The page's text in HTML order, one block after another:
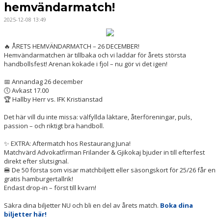
HALLBY I SAMHÄLLET
OM KLUBBEN
SAMARBETSPARTNERS
NYHETER
HEMMAVINSTEN
KLUBBSHOP
hemvändarmatch!
2025-12-08 13:49
🔥 ÅRETS HEMVÄNDARMATCH – 26 DECEMBER!
Hemvändarmatchen är tillbaka och vi laddar för årets största
handbollsfest! Arenan kokade i fjol – nu gör vi det igen!
📅 Annandag 26 december
🕔 Avkast 17.00
🏆 Hallby Herr vs. IFK Kristianstad
Det här vill du inte missa: välfyllda läktare, återföreningar, puls,
passion – och riktigt bra handboll.
✨ EXTRA: Aftermatch hos Restaurang Juna!
Matchvärd Advokatfirman Frilander & Gjikokaj bjuder in till efterfest
direkt efter slutsignal.
🍔 De 50 första som visar matchbiljett eller säsongskort för 25/26 får en
gratis hamburgertallrik!
Endast drop-in – först till kvarn!
Säkra dina biljetter NU och bli en del av årets match. Boka dina
biljetter här!